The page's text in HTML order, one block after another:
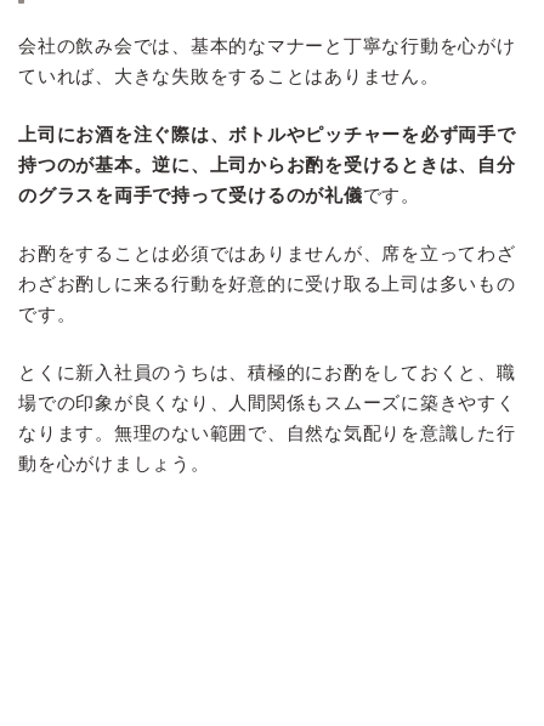
会社の飲み会では、基本的なマナーと丁寧な行動を心がけ
ていれば、大きな失敗をすることはありません。
上司にお酒を注ぐ際は、ボトルやピッチャーを必ず両手で
持つのが基本。逆に、上司からお酌を受けるときは、自分
のグラスを両手で持って受けるのが礼儀です。
お酌をすることは必須ではありませんが、席を立ってわざ
わざお酌しに来る行動を好意的に受け取る上司は多いもの
です。
とくに新入社員のうちは、積極的にお酌をしておくと、職
場での印象が良くなり、人間関係もスムーズに築きやすく
なります。無理のない範囲で、自然な気配りを意識した行
動を心がけましょう。